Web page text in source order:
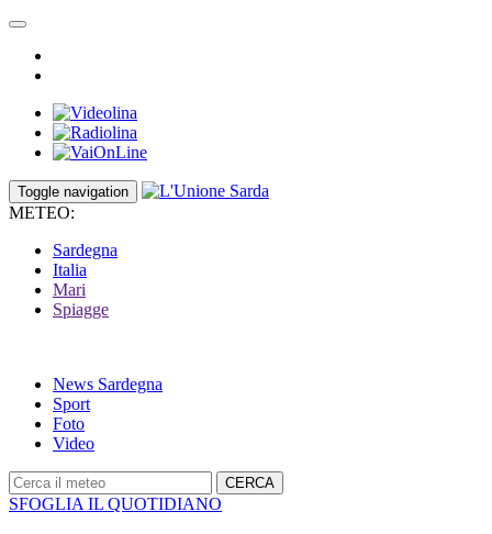
Toggle navigation
METEO:
Sardegna
Italia
Mari
Spiagge
News Sardegna
Sport
Foto
Video
SFOGLIA IL QUOTIDIANO